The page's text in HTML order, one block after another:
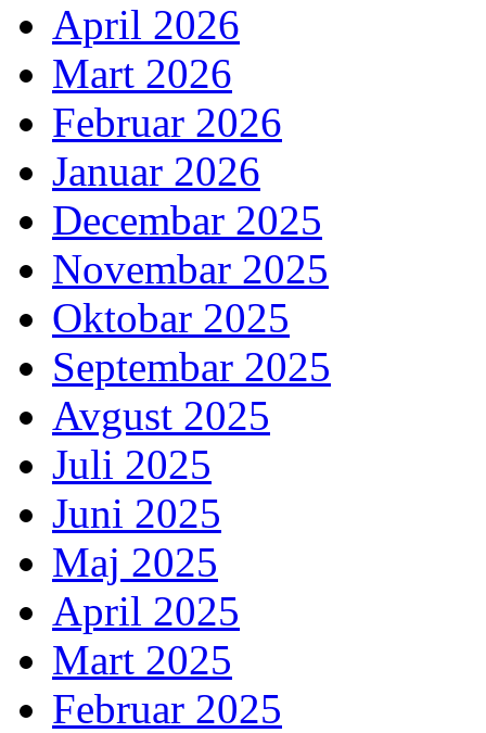
April 2026
Mart 2026
Februar 2026
Januar 2026
Decembar 2025
Novembar 2025
Oktobar 2025
Septembar 2025
Avgust 2025
Juli 2025
Juni 2025
Maj 2025
April 2025
Mart 2025
Februar 2025